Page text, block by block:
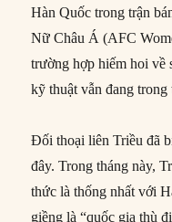
Hàn Quốc trong trận
Nữ Châu Á (AFC
trường hợp hiếm hoi về
kỹ thuật vẫn đang
Đối thoại liên Triều đã
đây. Trong tháng này,
thức là thống nhất với
giềng là “quốc gia thù